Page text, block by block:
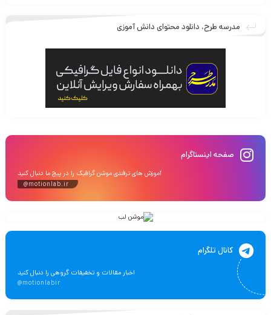
مدرسه طرح، دانلود محتوای دانش آموزی
صفحه اینستاگرام
آموزش های ترفندی موشن گرافیک را در پیج ما دنبال کنید
@motionlab.ir
کانال تلگرام
اخبار مقالات و تخفیفات گروهی را دنبال کنید
@motionlabir